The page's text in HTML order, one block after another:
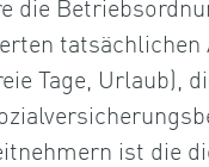
tatsächlichen
Tage, Urlaub),
ist die